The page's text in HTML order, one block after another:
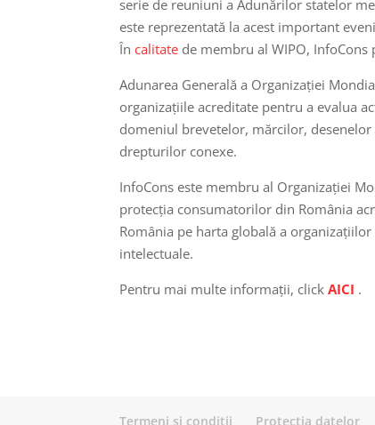
serie de reuniuni a Adunărilor statelor
este reprezentată la acest important
Încalitate de membru al WIPO,
Adunarea Generală a Organizației
organizațiile acreditate pentru a evalua
domeniul brevetelor, mărcilor,
drepturilor conexe.
InfoCons este membru al Organizației
protecția consumatorilor din România
România pe harta globală a
intelectuale.
Pentru mai multe informații, clickAICI .
Termeni si conditii Protectia datelor